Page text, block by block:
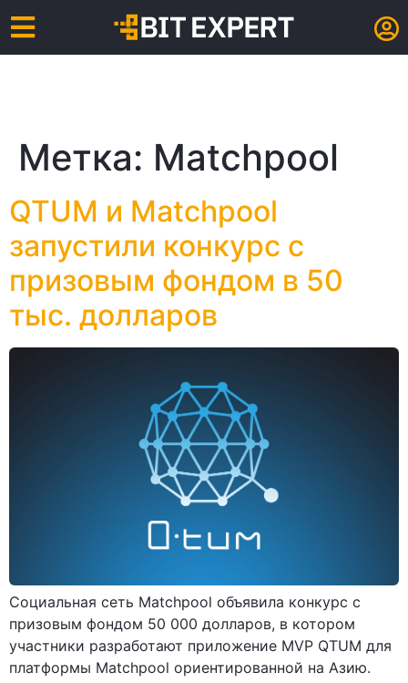
Метка: Matchpool
QTUM и Matchpool
запустили конкурс с
призовым фондом в 50
тыс. долларов
Социальная сеть Matchpool объявила конкурс с
призовым фондом 50 000 долларов, в котором
участники разработают приложение MVP QTUM для
платформы Matchpool ориентированной на Азию.